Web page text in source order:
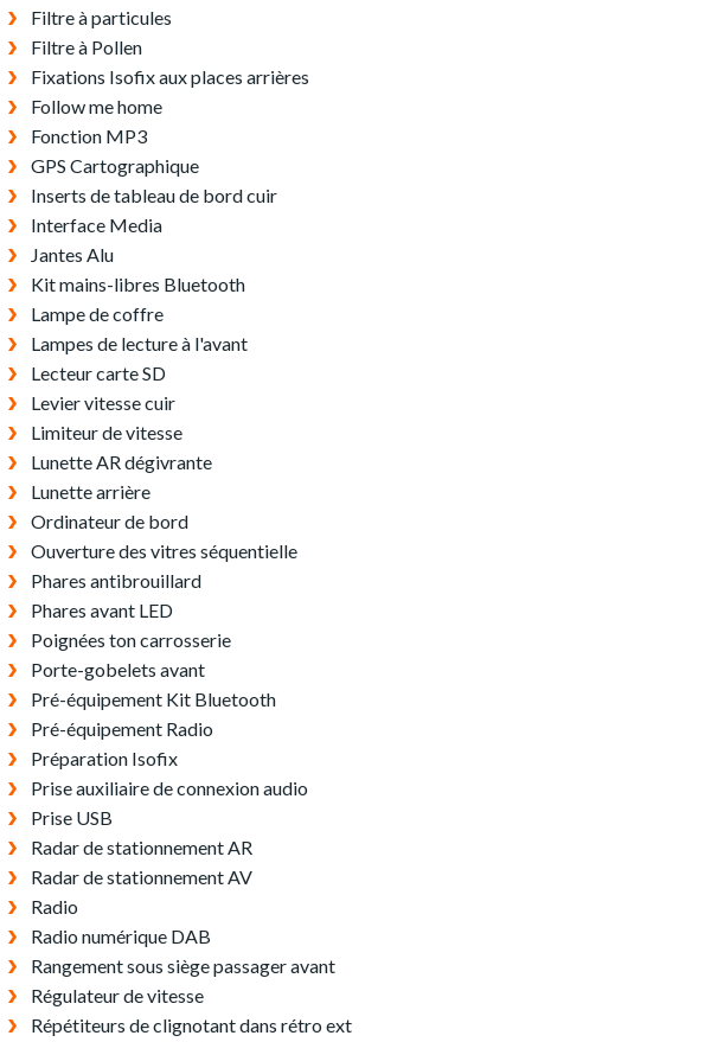
Filtre à particules
Filtre à Pollen
Fixations Isofix aux places arrières
Follow me home
Fonction MP3
GPS Cartographique
Inserts de tableau de bord cuir
Interface Media
Jantes Alu
Kit mains-libres Bluetooth
Lampe de coffre
Lampes de lecture à l'avant
Lecteur carte SD
Levier vitesse cuir
Limiteur de vitesse
Lunette AR dégivrante
Lunette arrière
Ordinateur de bord
Ouverture des vitres séquentielle
Phares antibrouillard
Phares avant LED
Poignées ton carrosserie
Porte-gobelets avant
Pré-équipement Kit Bluetooth
Pré-équipement Radio
Préparation Isofix
Prise auxiliaire de connexion audio
Prise USB
Radar de stationnement AR
Radar de stationnement AV
Radio
Radio numérique DAB
Rangement sous siège passager avant
Régulateur de vitesse
Répétiteurs de clignotant dans rétro ext